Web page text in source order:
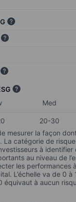
Med
20-30
mesurer la façon
La catégorie de
à
au niveau de
les performances
L’échelle va de 0
équivaut à aucun